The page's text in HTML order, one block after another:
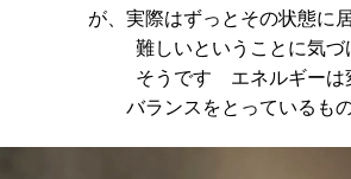
が、実際はずっとその状態に
難しいということに気づ
そうです エネルギーは
バランスをとっているも